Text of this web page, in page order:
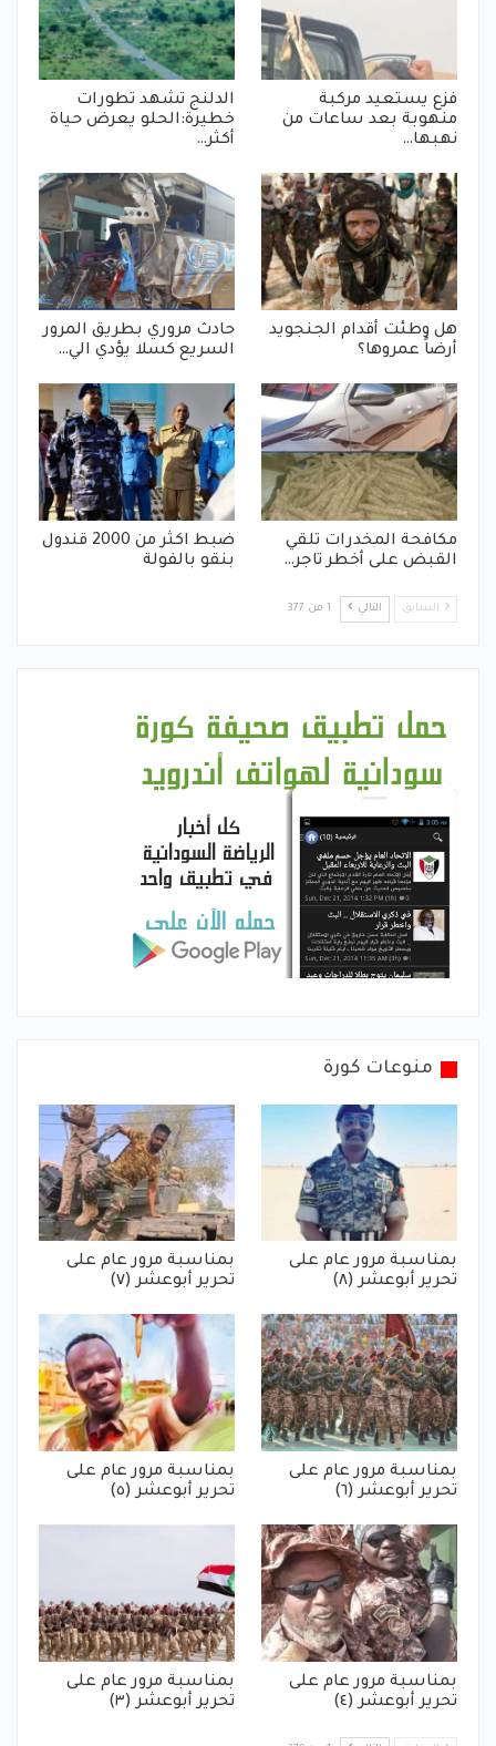
فزع يستعيد مركبة
منهوبة بعد ساعات من
نهبها…
الدلنج تشهد تطورات
خطيرة:الحلو يعرض حياة
أكثر…
هل وطئت أقدام الجنجويد
أرضاً عمروها؟
حادث مروري بطريق المرور
السريع كسلا يؤدي الي…
مكافحة المخدرات تلقي
القبض على أخطر تاجر…
ضبط اكثر من 2000 قندول
بنقو بالفولة
السابق التالي 1 من 377
منوعات كورة
بمناسبة مرور عام على
تحرير أبوعشر (٨)
بمناسبة مرور عام على
تحرير أبوعشر (٧)
بمناسبة مرور عام على
تحرير أبوعشر (٦)
بمناسبة مرور عام على
تحرير أبوعشر (٥)
بمناسبة مرور عام على
تحرير أبوعشر (٤)
بمناسبة مرور عام على
تحرير أبوعشر (٣)